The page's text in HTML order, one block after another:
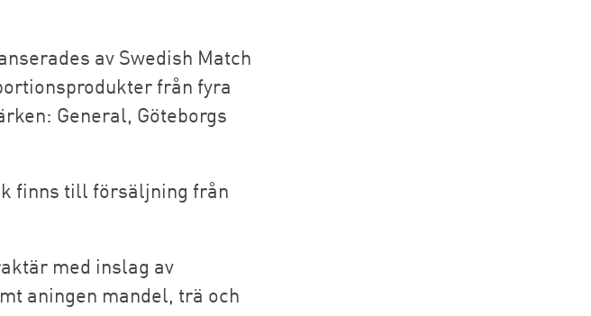
av Swedish Match
från fyra
General, Göteborgs
finns till försäljning från
med inslag av
aningen mandel, trä och